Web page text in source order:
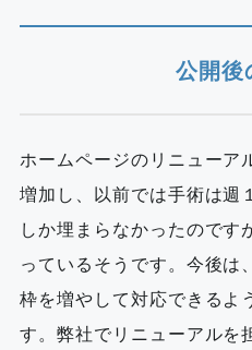
公開後
ホームページのリニューア
増加し、以前では手術は週
しか埋まらなかったのです
っているそうです。今後は
枠を増やして対応できるよ
す。弊社でリニューアルを